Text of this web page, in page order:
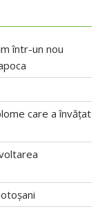
într-un nou
care a învățat